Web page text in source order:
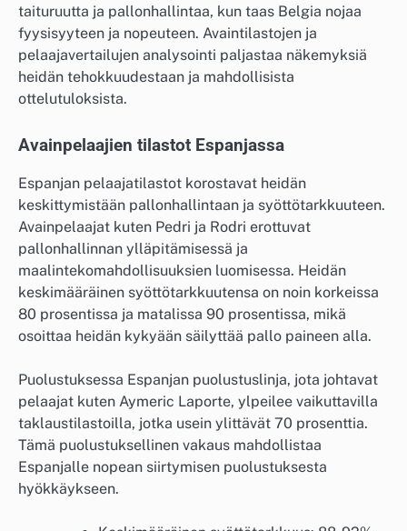
taituruutta ja pallonhallintaa, kun taas Belgia nojaa
fyysisyyteen ja nopeuteen. Avaintilastojen ja
pelaajavertailujen analysointi paljastaa näkemyksiä
heidän tehokkuudestaan ja mahdollisista
ottelutuloksista.
Avainpelaajien tilastot Espanjassa
Espanjan pelaajatilastot korostavat heidän
keskittymistään pallonhallintaan ja syöttötarkkuuteen.
Avainpelaajat kuten Pedri ja Rodri erottuvat
pallonhallinnan ylläpitämisessä ja
maalintekomahdollisuuksien luomisessa. Heidän
keskimääräinen syöttötarkkuutensa on noin korkeissa
80 prosentissa ja matalissa 90 prosentissa, mikä
osoittaa heidän kykyään säilyttää pallo paineen alla.
Puolustuksessa Espanjan puolustuslinja, jota johtavat
pelaajat kuten Aymeric Laporte, ylpeilee vaikuttavilla
taklaustilastoilla, jotka usein ylittävät 70 prosenttia.
Tämä puolustuksellinen vakaus mahdollistaa
Espanjalle nopean siirtymisen puolustuksesta
hyökkäykseen.